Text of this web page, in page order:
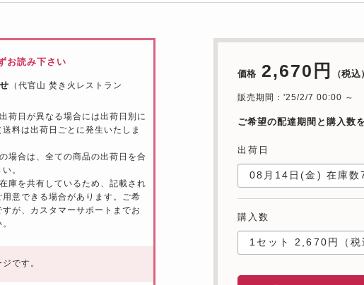
価格 2,670円 （税込
販売期間：'25/2/7 00:00 ～
ご希望の配達期間と購入数
出荷日
購入数
お読み下さい
（代官山 焚き火レストラン
荷日が異なる場合には出荷日別に
料は出荷日ごとに発生いたしま
場合は、全ての商品の出荷日を合
。
庫を共有しているため、記載され
意できる場合があります。ご希
が、カスタマーサポートまでお
です。